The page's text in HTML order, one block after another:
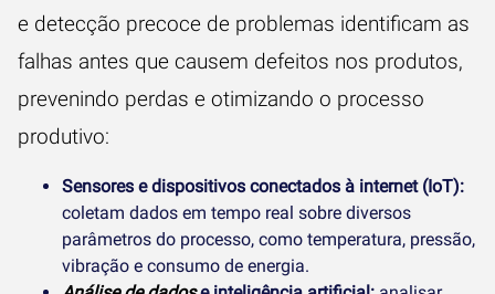
e detecção precoce de problemas identificam as
falhas antes que causem defeitos nos produtos,
prevenindo perdas e otimizando o processo
produtivo:
Sensores e dispositivos conectados à internet (IoT):
coletam dados em tempo real sobre diversos
parâmetros do processo, como temperatura, pressão,
vibração e consumo de energia.